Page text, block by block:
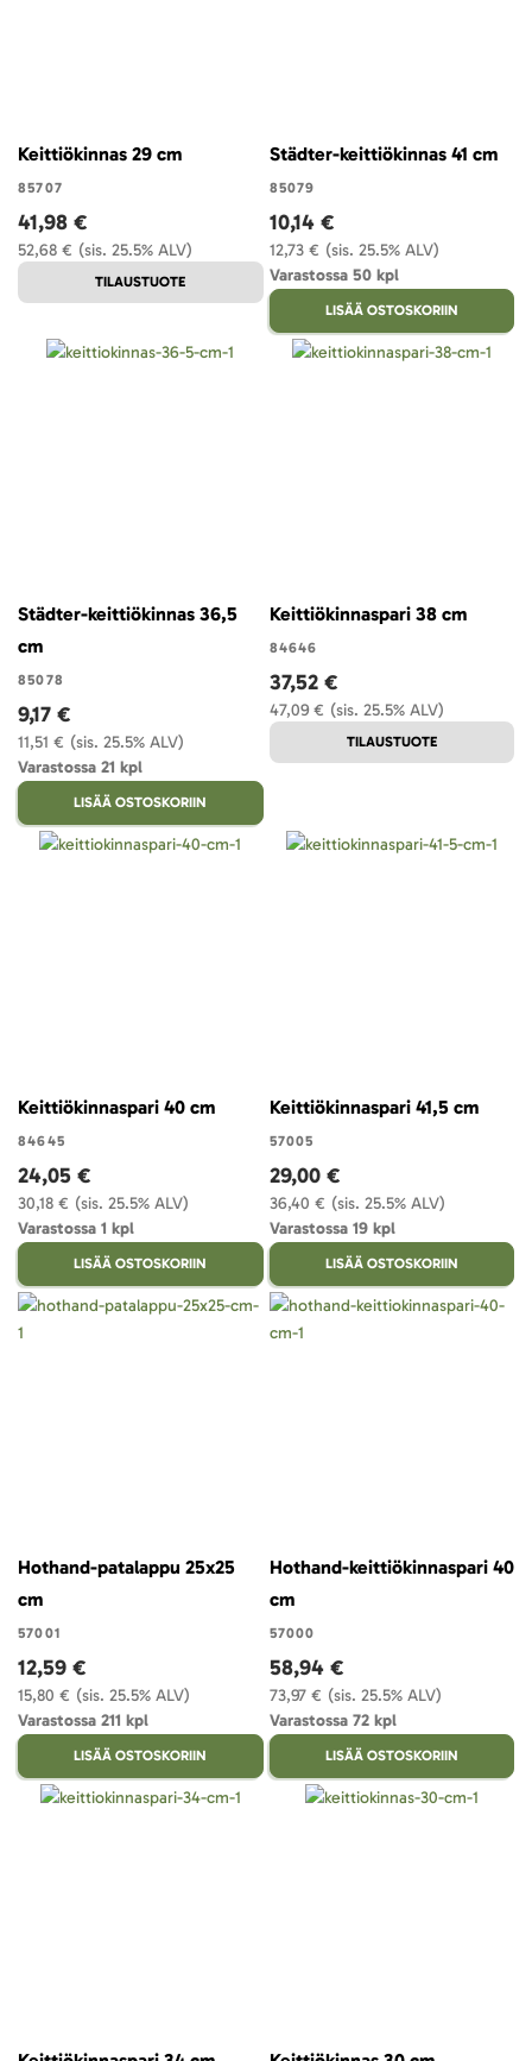
Keittiökinnas 29 cm
85707
(sis. 25.5% ALV)
52,68 €
41,98 €
TILAUSTUOTE
Städter-keittiökinnas 41 cm
85079
(sis. 25.5% ALV)
12,73 €
10,14 €
Varastossa 50 kpl
LISÄÄ OSTOSKORIIN
Städter-keittiökinnas 36,5
cm
85078
(sis. 25.5% ALV)
11,51 €
9,17 €
Varastossa 21 kpl
LISÄÄ OSTOSKORIIN
Keittiökinnaspari 38 cm
84646
(sis. 25.5% ALV)
47,09 €
37,52 €
TILAUSTUOTE
Keittiökinnaspari 40 cm
84645
(sis. 25.5% ALV)
30,18 €
24,05 €
Varastossa 1 kpl
LISÄÄ OSTOSKORIIN
Keittiökinnaspari 41,5 cm
57005
(sis. 25.5% ALV)
36,40 €
29,00 €
Varastossa 19 kpl
LISÄÄ OSTOSKORIIN
Hothand-patalappu 25x25
cm
57001
(sis. 25.5% ALV)
15,80 €
12,59 €
Varastossa 211 kpl
LISÄÄ OSTOSKORIIN
Hothand-keittiökinnaspari 40
cm
57000
(sis. 25.5% ALV)
73,97 €
58,94 €
Varastossa 72 kpl
LISÄÄ OSTOSKORIIN